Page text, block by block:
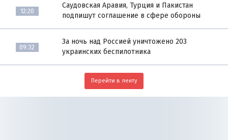
12:20
Саудовская Аравия, Турция и Пакистан
подпишут соглашение в сфере обороны
09:32
За ночь над Россией уничтожено 203
украинских беспилотника
Перейти в ленту